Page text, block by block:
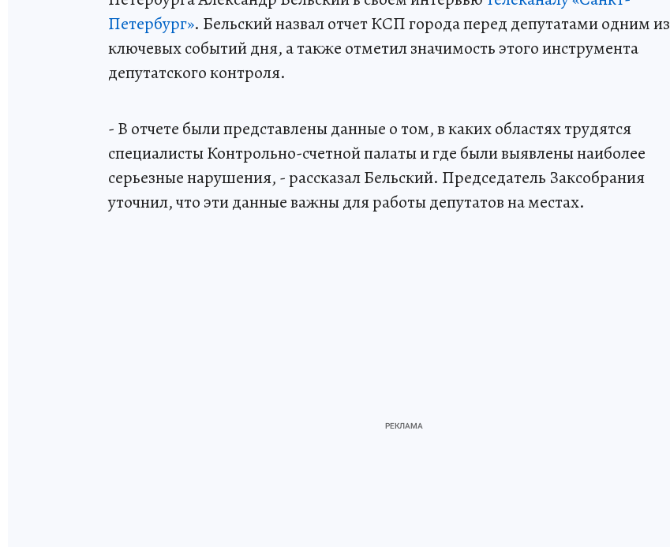
Петербург». Бельский назвал отчет КСП города перед депутатами одним из
ключевых событий дня, а также отметил значимость этого инструмента
депутатского контроля.
- В отчете были представлены данные о том, в каких областях трудятся
специалисты Контрольно-счетной палаты и где были выявлены наиболее
серьезные нарушения, - рассказал Бельский. Председатель Заксобрания
уточнил, что эти данные важны для работы депутатов на местах.